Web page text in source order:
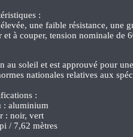
:
une faible résistance, une
à couper, tension nominale de
soleil et est approuvé pour
nationales relatives aux
:
: aluminium
: noir, vert
/ 7,62 mètres